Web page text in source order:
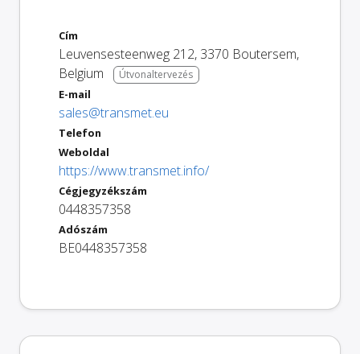
Cím
Leuvensesteenweg 212, 3370 Boutersem,
Belgium
Útvonaltervezés
E-mail
sales@transmet.eu
Telefon
Weboldal
https://www.transmet.info/
Cégjegyzékszám
0448357358
Adószám
BE0448357358